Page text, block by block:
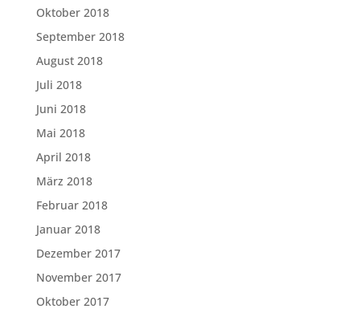
Oktober 2018
September 2018
August 2018
Juli 2018
Juni 2018
Mai 2018
April 2018
März 2018
Februar 2018
Januar 2018
Dezember 2017
November 2017
Oktober 2017